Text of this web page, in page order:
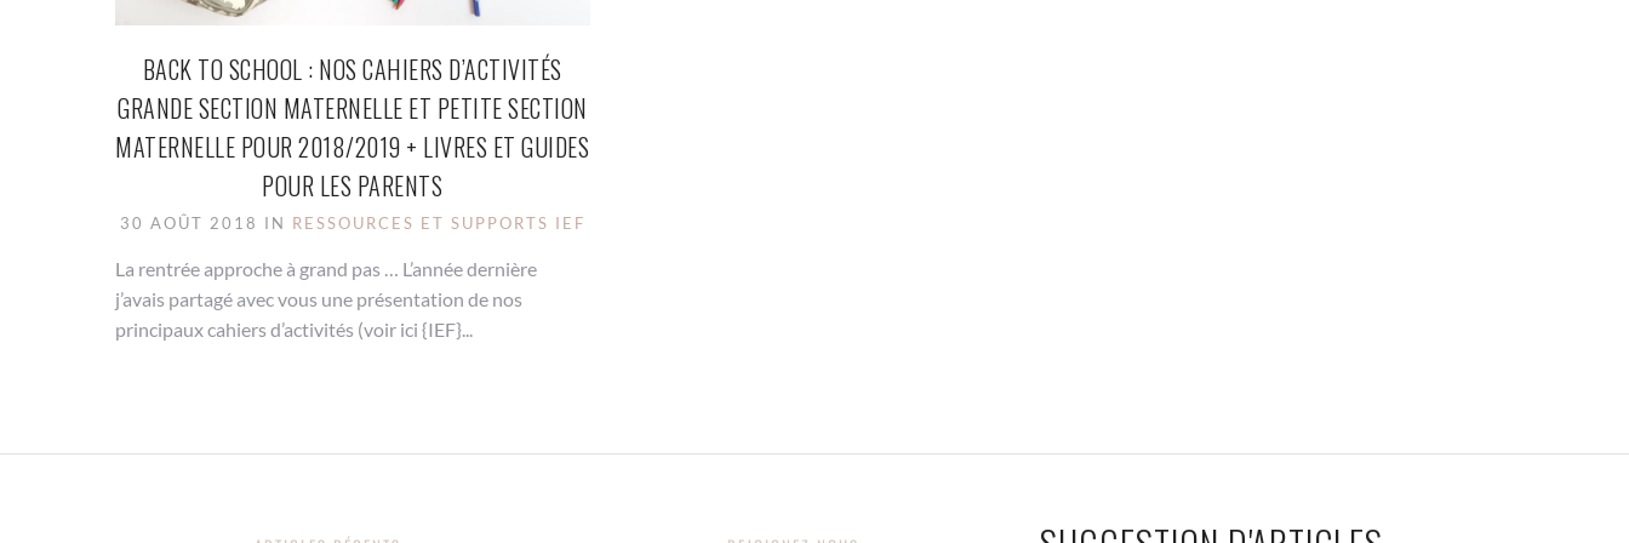
BACK TO SCHOOL : NOS CAHIERS D’ACTIVITÉS
GRANDE SECTION MATERNELLE ET PETITE SECTION
MATERNELLE POUR 2018/2019 + LIVRES ET GUIDES
POUR LES PARENTS
30 AOÛT 2018 IN RESSOURCES ET SUPPORTS IEF
La rentrée approche à grand pas … L’année dernière
j’avais partagé avec vous une présentation de nos
principaux cahiers d’activités (voir ici {IEF}...